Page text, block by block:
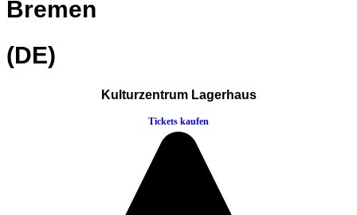
Bremen
(DE)
Kulturzentrum Lagerhaus
Tickets kaufen